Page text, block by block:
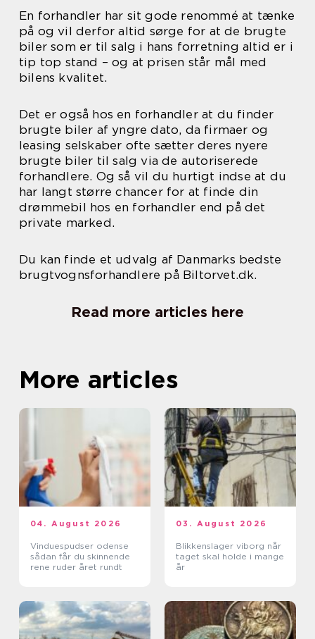
En forhandler har sit gode renommé at tænke
på og vil derfor altid sørge for at de brugte
biler som er til salg i hans forretning altid er i
tip top stand – og at prisen står mål med
bilens kvalitet.
Det er også hos en forhandler at du finder
brugte biler af yngre dato, da firmaer og
leasing selskaber ofte sætter deres nyere
brugte biler til salg via de autoriserede
forhandlere. Og så vil du hurtigt indse at du
har langt større chancer for at finde din
drømmebil hos en forhandler end på det
private marked.
Du kan finde et udvalg af Danmarks bedste
brugtvognsforhandlere på Biltorvet.dk.
Read more articles here
More articles
04. August 2026
Vinduespudser odense
sådan får du skinnende
rene ruder året rundt
03. August 2026
Blikkenslager viborg når
taget skal holde i mange
år